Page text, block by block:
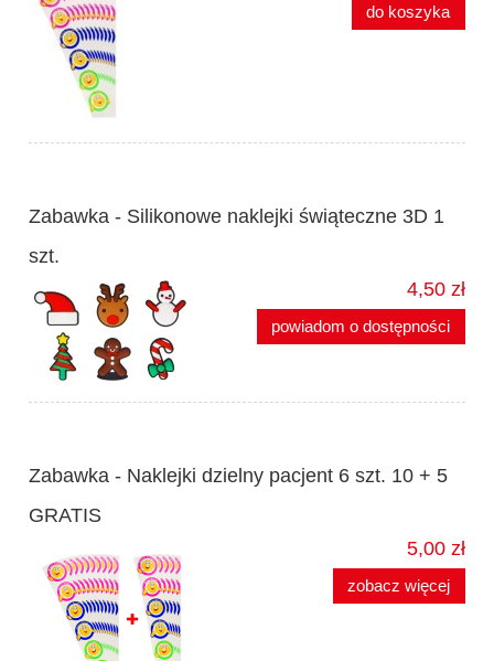
do koszyka
Zabawka - Silikonowe naklejki świąteczne 3D 1
szt.
4,50 zł
powiadom o dostępności
Zabawka - Naklejki dzielny pacjent 6 szt. 10 + 5
GRATIS
5,00 zł
zobacz więcej